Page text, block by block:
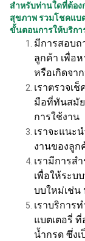
สำหรับท่านใดที่ต้อง
สุขภาพ รวมโชคแบ
ขั้นตอนการให้บริกา
มีการสอบถ
ลูกค้า เพื่อห
หรือเกิดจา
เราตรวจเ
มือที่ทันสมัย
การใช้งาน
เราจะแนะ
งานของลูก
เรามีการส
เพื่อให้ระบ
บบใหม่เช่น
เราบริการ
แบตเตอรี่ ที่
น้ำกรด ซึ่ง